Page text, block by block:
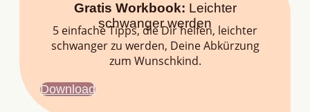
Gratis Workbook: Leichter
schwanger werden
5 einfache Tipps, die Dir helfen, leichter
schwanger zu werden, Deine Abkürzung
zum Wunschkind.
Download